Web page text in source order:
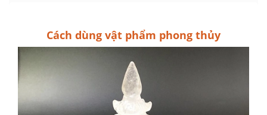
Cách dùng vật phẩm phong thủy